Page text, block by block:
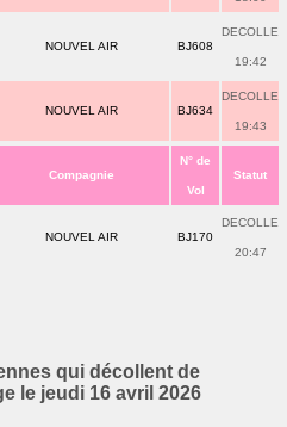
NOUVEL AIR BJ608
DECOLLE
19:42
NOUVEL AIR BJ634
DECOLLE
19:43
Compagnie
N° de
Vol
Statut
NOUVEL AIR BJ170
DECOLLE
20:47
qui décollent de
le jeudi 16 avril 2026